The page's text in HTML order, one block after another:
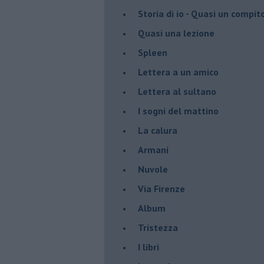
Storia di io - Quasi un
Quasi una lezione
Spleen
Lettera a un amico
Lettera al sultano
I sogni del mattino
La calura
Armani
Nuvole
Via Firenze
Album
Tristezza
I libri